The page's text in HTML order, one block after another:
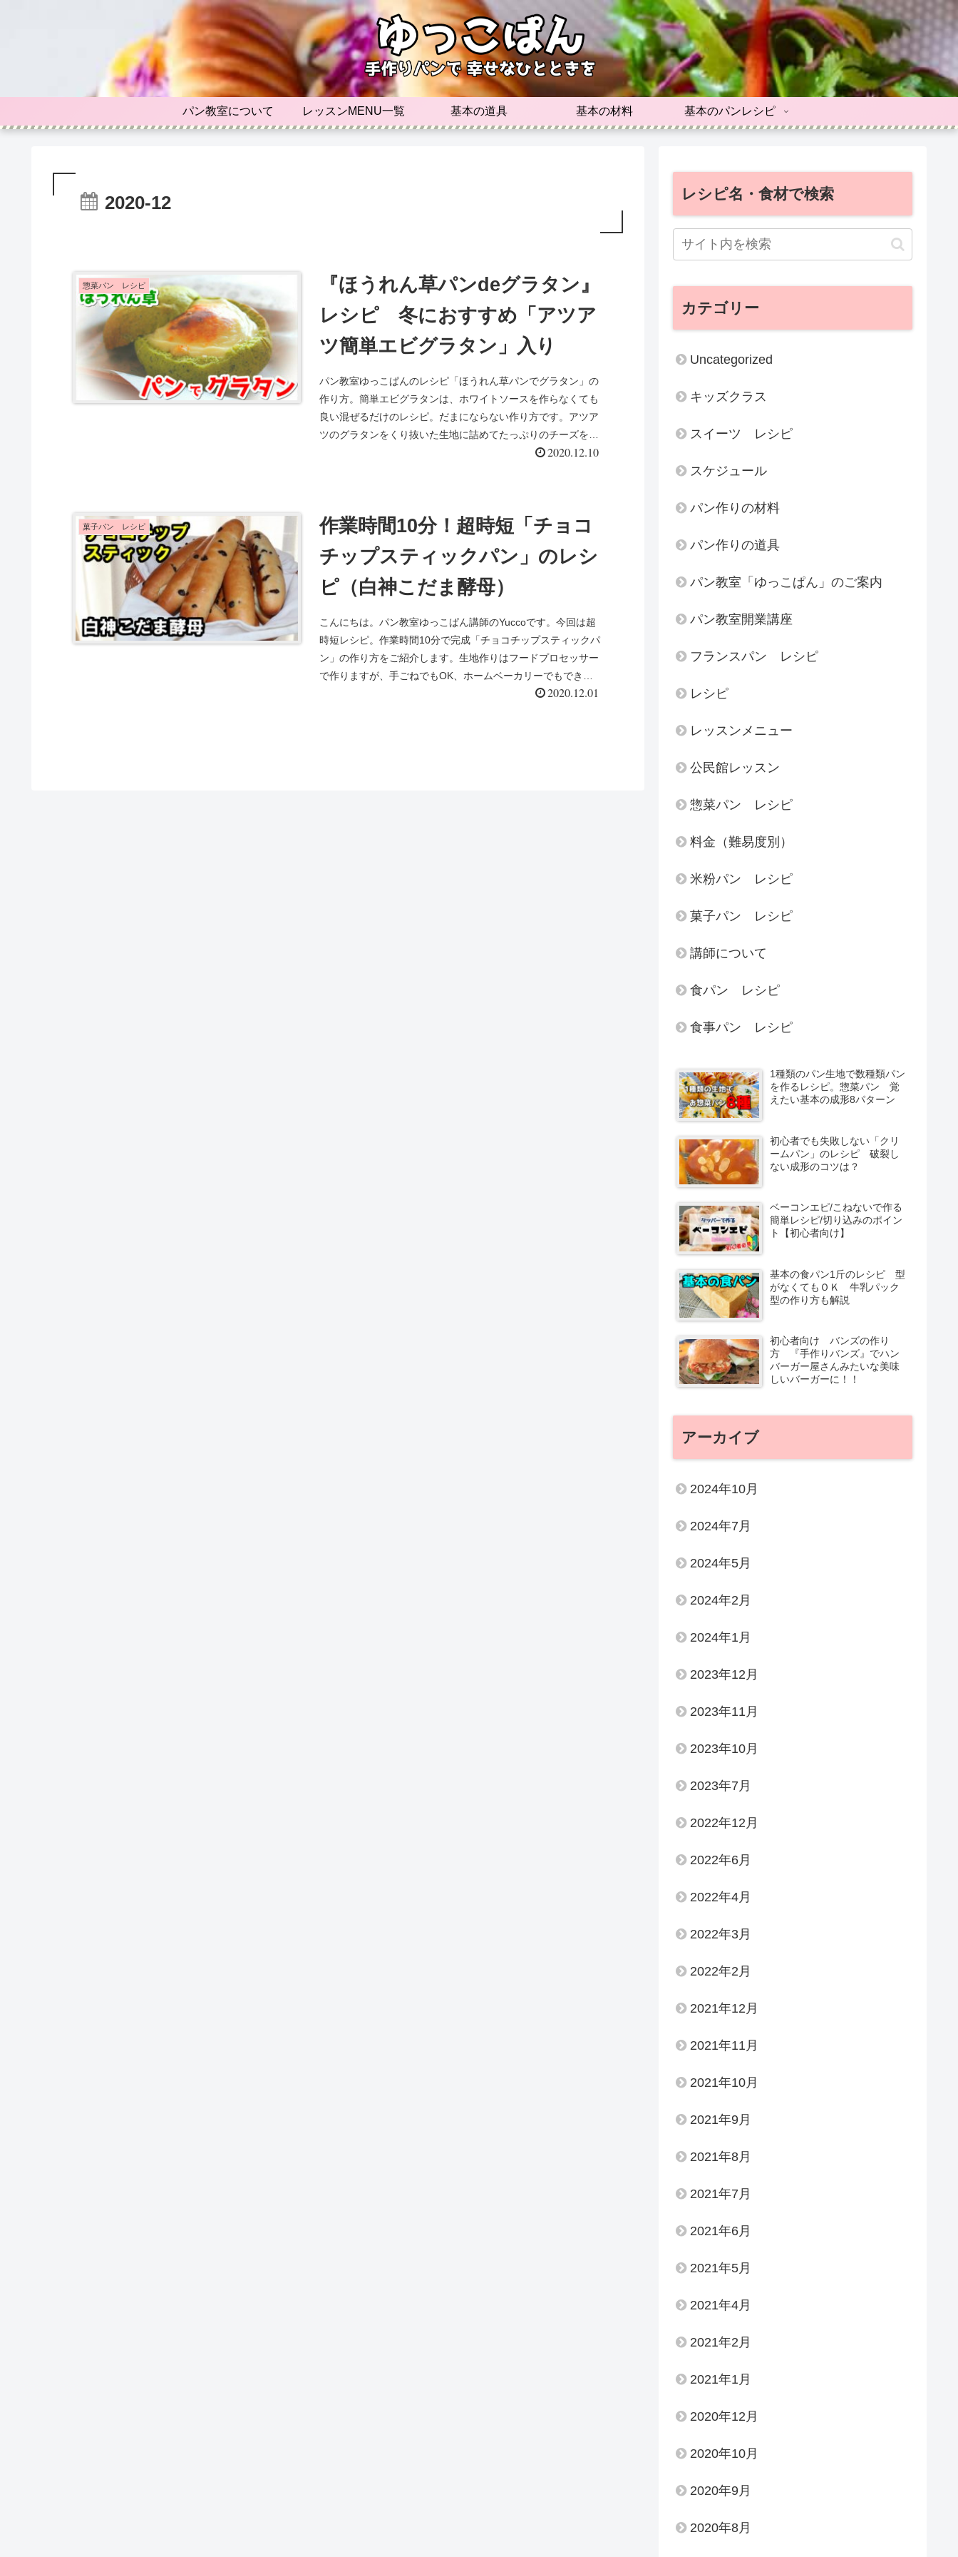
パン教室について レッスンMENU一覧 基本の道具 基本の材料 基本のパンレシピ
2020-12
惣菜パン レシピ
『ほうれん草パンdeグラタン』
レシピ 冬におすすめ「アツア
ツ簡単エビグラタン」入り
パン教室ゆっこぱんのレシピ「ほうれん草パンでグラタン」の
作り方。簡単エビグラタンは、ホワイトソースを作らなくても
良い混ぜるだけのレシピ。だまにならない作り方です。アツア
ツのグラタンをくり抜いた生地に詰めてたっぷりのチーズをの
せて焼き上げたパングラタン、寒い日におすすめのメニューで
2020.12.10
菓子パン レシピ
作業時間10分！超時短「チョコ
チップスティックパン」のレシ
ピ（白神こだま酵母）
こんにちは。パン教室ゆっこぱん講師のYuccoです。今回は超
時短レシピ。作業時間10分で完成「チョコチップスティックパ
ン」の作り方をご紹介します。生地作りはフードプロセッサー
で作りますが、手ごねでもOK、ホームベーカリーでもできま
2020.12.01
レシピ名・食材で検索
カテゴリー
Uncategorized
キッズクラス
スイーツ レシピ
スケジュール
パン作りの材料
パン作りの道具
パン教室「ゆっこぱん」のご案内
パン教室開業講座
フランスパン レシピ
レシピ
レッスンメニュー
公民館レッスン
惣菜パン レシピ
料金（難易度別）
米粉パン レシピ
菓子パン レシピ
講師について
食パン レシピ
食事パン レシピ
1種類のパン生地で数種類パン
を作るレシピ。惣菜パン 覚
えたい基本の成形8パターン
初心者でも失敗しない「クリ
ームパン」のレシピ 破裂し
ない成形のコツは？
ベーコンエピ/こねないで作る
簡単レシピ/切り込みのポイン
ト【初心者向け】
基本の食パン1斤のレシピ 型
がなくてもＯＫ 牛乳パック
型の作り方も解説
初心者向け バンズの作り
方 『手作りバンズ』でハン
バーガー屋さんみたいな美味
しいバーガーに！！
アーカイブ
2024年10月
2024年7月
2024年5月
2024年2月
2024年1月
2023年12月
2023年11月
2023年10月
2023年7月
2022年12月
2022年6月
2022年4月
2022年3月
2022年2月
2021年12月
2021年11月
2021年10月
2021年9月
2021年8月
2021年7月
2021年6月
2021年5月
2021年4月
2021年2月
2021年1月
2020年12月
2020年10月
2020年9月
2020年8月